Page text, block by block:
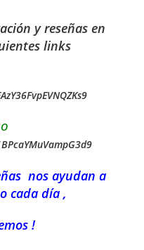
y reseñas en
links
nos ayudan a
cada día ,
!